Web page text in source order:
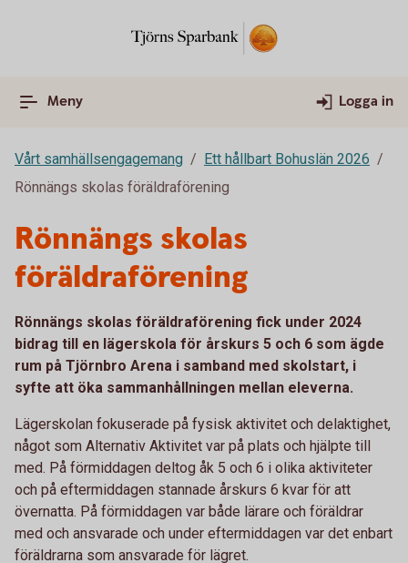
Meny Logga in
Vårt samhällsengagemang
Ett hållbart Bohuslän 2026
Rönnängs skolas föräldraförening
Rönnängs skolas
föräldraförening
Rönnängs skolas föräldraförening fick under 2024
bidrag till en lägerskola för årskurs 5 och 6 som ägde
rum på Tjörnbro Arena i samband med skolstart, i
syfte att öka sammanhållningen mellan eleverna.
Lägerskolan fokuserade på fysisk aktivitet och delaktighet,
något som Alternativ Aktivitet var på plats och hjälpte till
med. På förmiddagen deltog åk 5 och 6 i olika aktiviteter
och på eftermiddagen stannade årskurs 6 kvar för att
övernatta. På förmiddagen var både lärare och föräldrar
med och ansvarade och under eftermiddagen var det enbart
föräldrarna som ansvarade för lägret.